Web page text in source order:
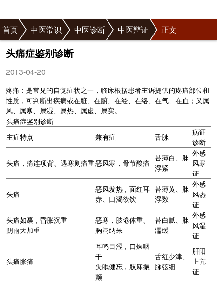
首页 中医常识 中医诊断 中医辩证 正文
头痛症鉴别诊断
2013-04-20
疼痛：是常见的自觉症状之一，临床根据患者主诉提供的疼痛部位和
性质，可判断出疾病或在脏、在腑、在经、在络、在气、在血；又属
风、属寒、属湿、属热、属虚、属实。
头痛症鉴别诊断
主症特点
兼有症 舌脉
病证
诊断
头痛，痛连项背、遇寒则痛重恶风寒，骨节酸痛
苔薄白、脉
浮紧
外感
风寒
证
头痛
恶风发热，面红耳
赤、口渴欲饮
苔薄黄、脉
浮数
外感
风热
证
头痛如裹，昏胀沉重
阴雨天加重
恶寒，肢倦体重、
胸闷纳呆
苔白腻、脉
濡缓
外感
风湿
证
头痛胀痛
耳鸣目涩，口燥咽
干
失眠健忘，肢麻振
颤
舌红少津、
脉弦细
肝阳
上亢
证